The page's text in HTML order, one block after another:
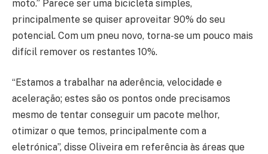
moto.” Parece ser uma bicicleta simples,
principalmente se quiser aproveitar 90% do seu
potencial. Com um pneu novo, torna-se um pouco mais
difícil remover os restantes 10%.
“Estamos a trabalhar na aderência, velocidade e
aceleração; estes são os pontos onde precisamos
mesmo de tentar conseguir um pacote melhor,
otimizar o que temos, principalmente com a
eletrónica”, disse Oliveira em referência às áreas que